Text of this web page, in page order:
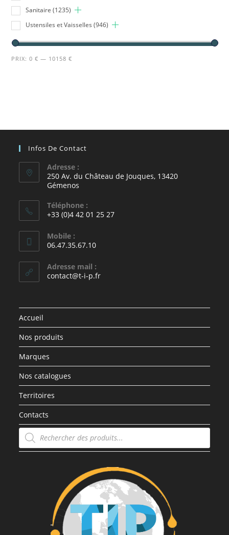
Sanitaire (1235)
Ustensiles et Vaisselles (946)
PRIX:0 € — 10158 €
Infos De Contact
Adresse :
250 Av. du Château de Jouques, 13420
Gémenos
Téléphone :
+33 (0)4 42 01 25 27
Mobile :
06.47.35.67.10
Adresse mail :
contact@t-i-p.fr
Accueil
Nos produits
Marques
Nos catalogues
Territoires
Contacts
Recherche
de
produits